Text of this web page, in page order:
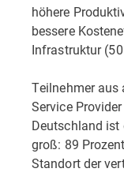
höhere
bessere
Infrastruktur
Teilnehmer aus
Service
Deutschland ist
groß: 89
Standort der